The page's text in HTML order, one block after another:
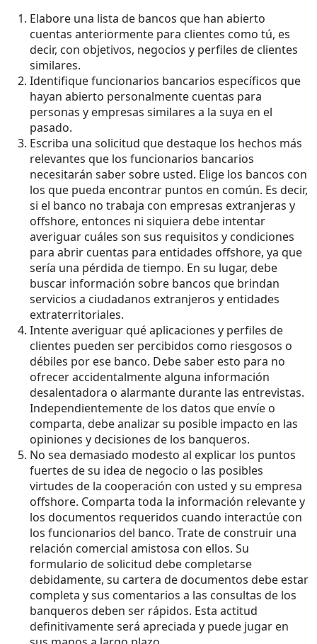
Elabore una lista de bancos que han abierto
cuentas anteriormente para clientes como tú, es
decir, con objetivos, negocios y perfiles de clientes
similares.
Identifique funcionarios bancarios específicos que
hayan abierto personalmente cuentas para
personas y empresas similares a la suya en el
pasado.
Escriba una solicitud que destaque los hechos más
relevantes que los funcionarios bancarios
necesitarán saber sobre usted. Elige los bancos con
los que pueda encontrar puntos en común. Es decir,
si el banco no trabaja con empresas extranjeras y
offshore, entonces ni siquiera debe intentar
averiguar cuáles son sus requisitos y condiciones
para abrir cuentas para entidades offshore, ya que
sería una pérdida de tiempo. En su lugar, debe
buscar información sobre bancos que brindan
servicios a ciudadanos extranjeros y entidades
extraterritoriales.
Intente averiguar qué aplicaciones y perfiles de
clientes pueden ser percibidos como riesgosos o
débiles por ese banco. Debe saber esto para no
ofrecer accidentalmente alguna información
desalentadora o alarmante durante las entrevistas.
Independientemente de los datos que envíe o
comparta, debe analizar su posible impacto en las
opiniones y decisiones de los banqueros.
No sea demasiado modesto al explicar los puntos
fuertes de su idea de negocio o las posibles
virtudes de la cooperación con usted y su empresa
offshore. Comparta toda la información relevante y
los documentos requeridos cuando interactúe con
los funcionarios del banco. Trate de construir una
relación comercial amistosa con ellos. Su
formulario de solicitud debe completarse
debidamente, su cartera de documentos debe estar
completa y sus comentarios a las consultas de los
banqueros deben ser rápidos. Esta actitud
definitivamente será apreciada y puede jugar en